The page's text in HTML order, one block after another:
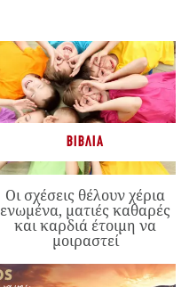
ΒΙΒΛΊΑ
Οι σχέσεις θέλουν χέρια
ενωμένα, ματιές καθαρές
και καρδιά έτοιμη να
μοιραστεί